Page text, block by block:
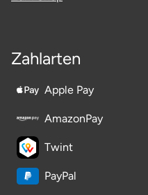
Zahlarten
Apple Pay
AmazonPay
Twint
PayPal